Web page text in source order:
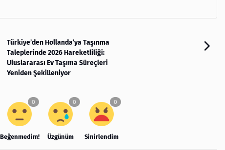
Türkiye’den Hollanda’ya Taşınma
Taleplerinde 2026 Hareketliliği:
Uluslararası Ev Taşıma Süreçleri
Yeniden Şekilleniyor
Beğenmedim! Üzgünüm Sinirlendim